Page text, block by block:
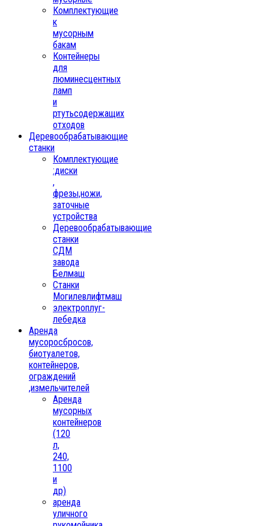
Комплектующие
к
мусорным
бакам
Контейнеры
для
люминесцентных
ламп
и
ртутьсодержащих
отходов
Деревообрабатывающие
станки
Комплектующие
:диски
,
фрезы,ножи,
заточные
устройства
Деревообрабатывающие
станки
СДМ
завода
Белмаш
Станки
Могилевлифтмаш
электроплуг-
лебедка
Аренда
мусоросбросов,
биотуалетов,
контейнеров,
ограждений
,измельчителей
Аренда
мусорных
контейнеров
(120
л,
240,
1100
и
др)
аренда
уличного